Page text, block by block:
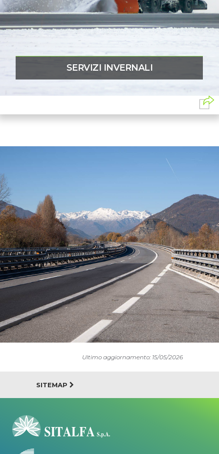
SERVIZI INVERNALI
Ultimo aggiornamento: 15/05/2026
SITEMAP